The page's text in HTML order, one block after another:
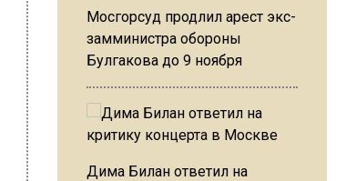
Мосгорсуд продлил арест экс-
замминистра обороны
Булгакова до 9 ноября
Дима Билан ответил на